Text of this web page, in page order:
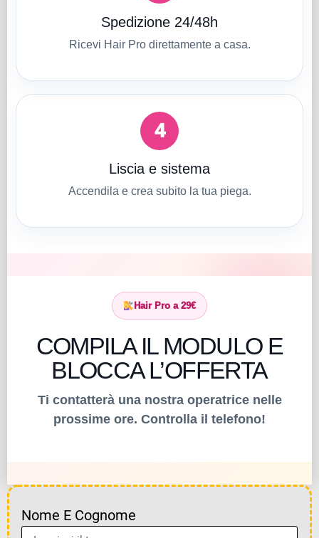
Spedizione 24/48h
Ricevi Hair Pro direttamente a casa.
4
Liscia e sistema
Accendila e crea subito la tua piega.
Hair Pro a 29€
COMPILA IL MODULO E
BLOCCA L’OFFERTA
Ti contatterà una nostra operatrice nelle
prossime ore. Controlla il telefono!
Nome E Cognome